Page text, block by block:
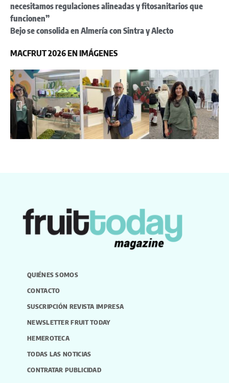
necesitamos regulaciones alineadas y fitosanitarios que
funcionen”
Bejo se consolida en Almería con Sintra y Alecto
MACFRUT 2026 EN IMÁGENES
QUIÉNES SOMOS
CONTACTO
SUSCRIPCIÓN REVISTA IMPRESA
NEWSLETTER FRUIT TODAY
HEMEROTECA
TODAS LAS NOTICIAS
CONTRATAR PUBLICIDAD